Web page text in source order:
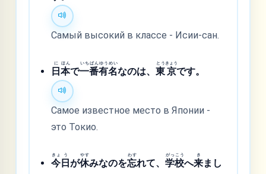
Самый высокий в классе - Исии-сан.
日
に
本
ほん
で一
いち
番
ばん
有
ゆう
名
めい
なのは、東
とう
京
きょう
です。
Самое известное место в Японии -
это Токио.
今
きょ
日
う
が休
やす
みなのを忘
わす
れて、学
がっ
校
こう
へ来
き
まし